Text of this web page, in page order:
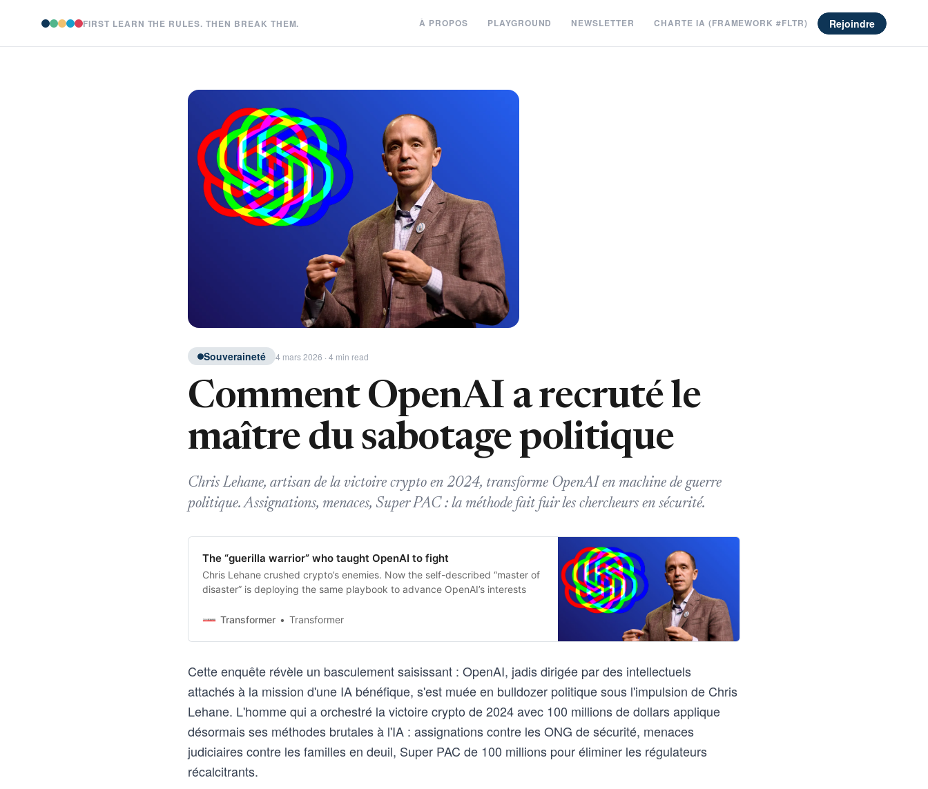
FIRST LEARN THE RULES. THEN BREAK THEM. À PROPOS PLAYGROUND NEWSLETTER CHARTE IA (FRAMEWORK #FLTR) Rejoindre
Souveraineté 4 mars 2026 · 4 min read
Comment OpenAI a recruté le
maître du sabotage politique
Chris Lehane, artisan de la victoire crypto en 2024, transforme OpenAI en machine de guerre
politique. Assignations, menaces, Super PAC : la méthode fait fuir les chercheurs en sécurité.
The “guerilla warrior” who taught OpenAI to fight
Chris Lehane crushed crypto’s enemies. Now the self-described “master of
disaster” is deploying the same playbook to advance OpenAI’s interests
Transformer Transformer
Cette enquête révèle un basculement saisissant : OpenAI, jadis dirigée par des intellectuels
attachés à la mission d'une IA bénéfique, s'est muée en bulldozer politique sous l'impulsion de Chris
Lehane. L'homme qui a orchestré la victoire crypto de 2024 avec 100 millions de dollars applique
désormais ses méthodes brutales à l'IA : assignations contre les ONG de sécurité, menaces
judiciaires contre les familles en deuil, Super PAC de 100 millions pour éliminer les régulateurs
récalcitrants.